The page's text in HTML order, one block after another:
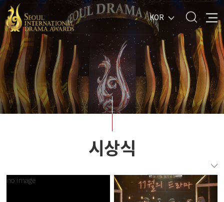
KOR
시상식
no image